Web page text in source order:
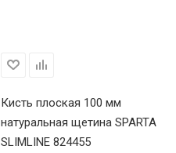
Кисть плоская 100 мм
натуральная щетина SPARTA
SLIMLINE 824455